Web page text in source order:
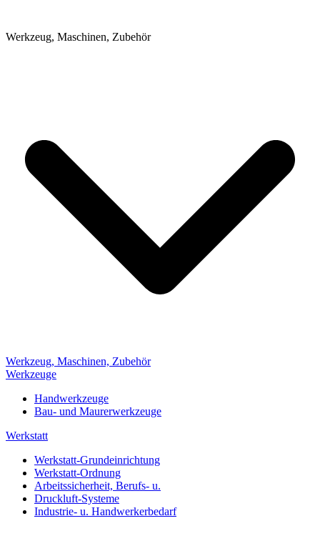
Werkzeug, Maschinen, Zubehör
Werkzeug, Maschinen, Zubehör
Werkzeuge
Handwerkzeuge
Bau- und Maurerwerkzeuge
Werkstatt
Werkstatt-Grundeinrichtung
Werkstatt-Ordnung
Arbeitssicherheit, Berufs- u.
Druckluft-Systeme
Industrie- u. Handwerkerbedarf